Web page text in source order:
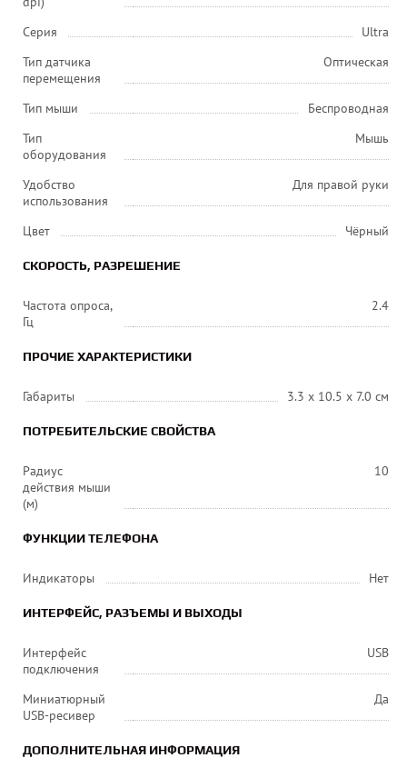
Серия
Ultra
Тип датчика
перемещения
Оптическая
Тип мыши
Беспроводная
Тип
оборудования
Мышь
Удобство
использования
Для правой руки
Цвет Чёрный
СКОРОСТЬ, РАЗРЕШЕНИЕ
Частота опроса,
Гц
2.4
ПРОЧИЕ ХАРАКТЕРИСТИКИ
Габариты 3.3 x 10.5 x 7.0 см
ПОТРЕБИТЕЛЬСКИЕ СВОЙСТВА
Радиус
действия мыши
(м)
10
ФУНКЦИИ ТЕЛЕФОНА
Индикаторы Нет
ИНТЕРФЕЙС, РАЗЪЕМЫ И ВЫХОДЫ
Интерфейс
подключения
USB
Миниатюрный
USB-ресивер
Да
ДОПОЛНИТЕЛЬНАЯ ИНФОРМАЦИЯ